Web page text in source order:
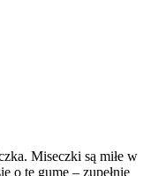
Miseczki są miłe w
o tę gumę – zupełnie